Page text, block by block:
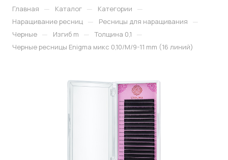
Главная — Каталог — Категории —
Наращивание ресниц — Ресницы для наращивания —
Черные — Изгиб m — Толщина 0,1 —
Черные ресницы Enigma микс 0,10/M/9-11 mm (16 линий)